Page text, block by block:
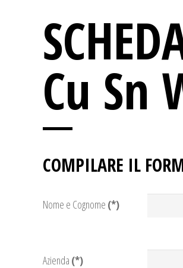
Cu Sn
COMPILARE IL
Nome e Cognome (*)
Azienda (*)